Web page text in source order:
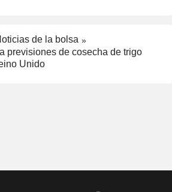
de la bolsa
previsiones de cosecha de trigo
Unido